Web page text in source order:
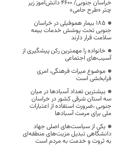
خراسان جنوبی/ ۴۶۰۰ دانش‌آموز زیر
چتر «طرح حامی»
۱۸۵ بیمار هموفیلی در خراسان
جنوبی تحت پوشش خدمات بیمه
سلامت قرار دارند
خانواده را مهمترین رکن پیشگیری از
آسیب‌های اجتماعی
موضوع میراث فرهنگی، امری
فرابخشی است
بیشترین تعداد آسبادها در میان
سه استان شرقی کشور در خراسان
جنوبی ،ضرورت استفاده از اعتبارات
ملی برای مرمت آسبادها
یکی از سیاست‌های اصلی جهاد
دانشگاهی تبدیل مزیت‌های منطقه‌ای
به ثروت و خدمت به مردم است